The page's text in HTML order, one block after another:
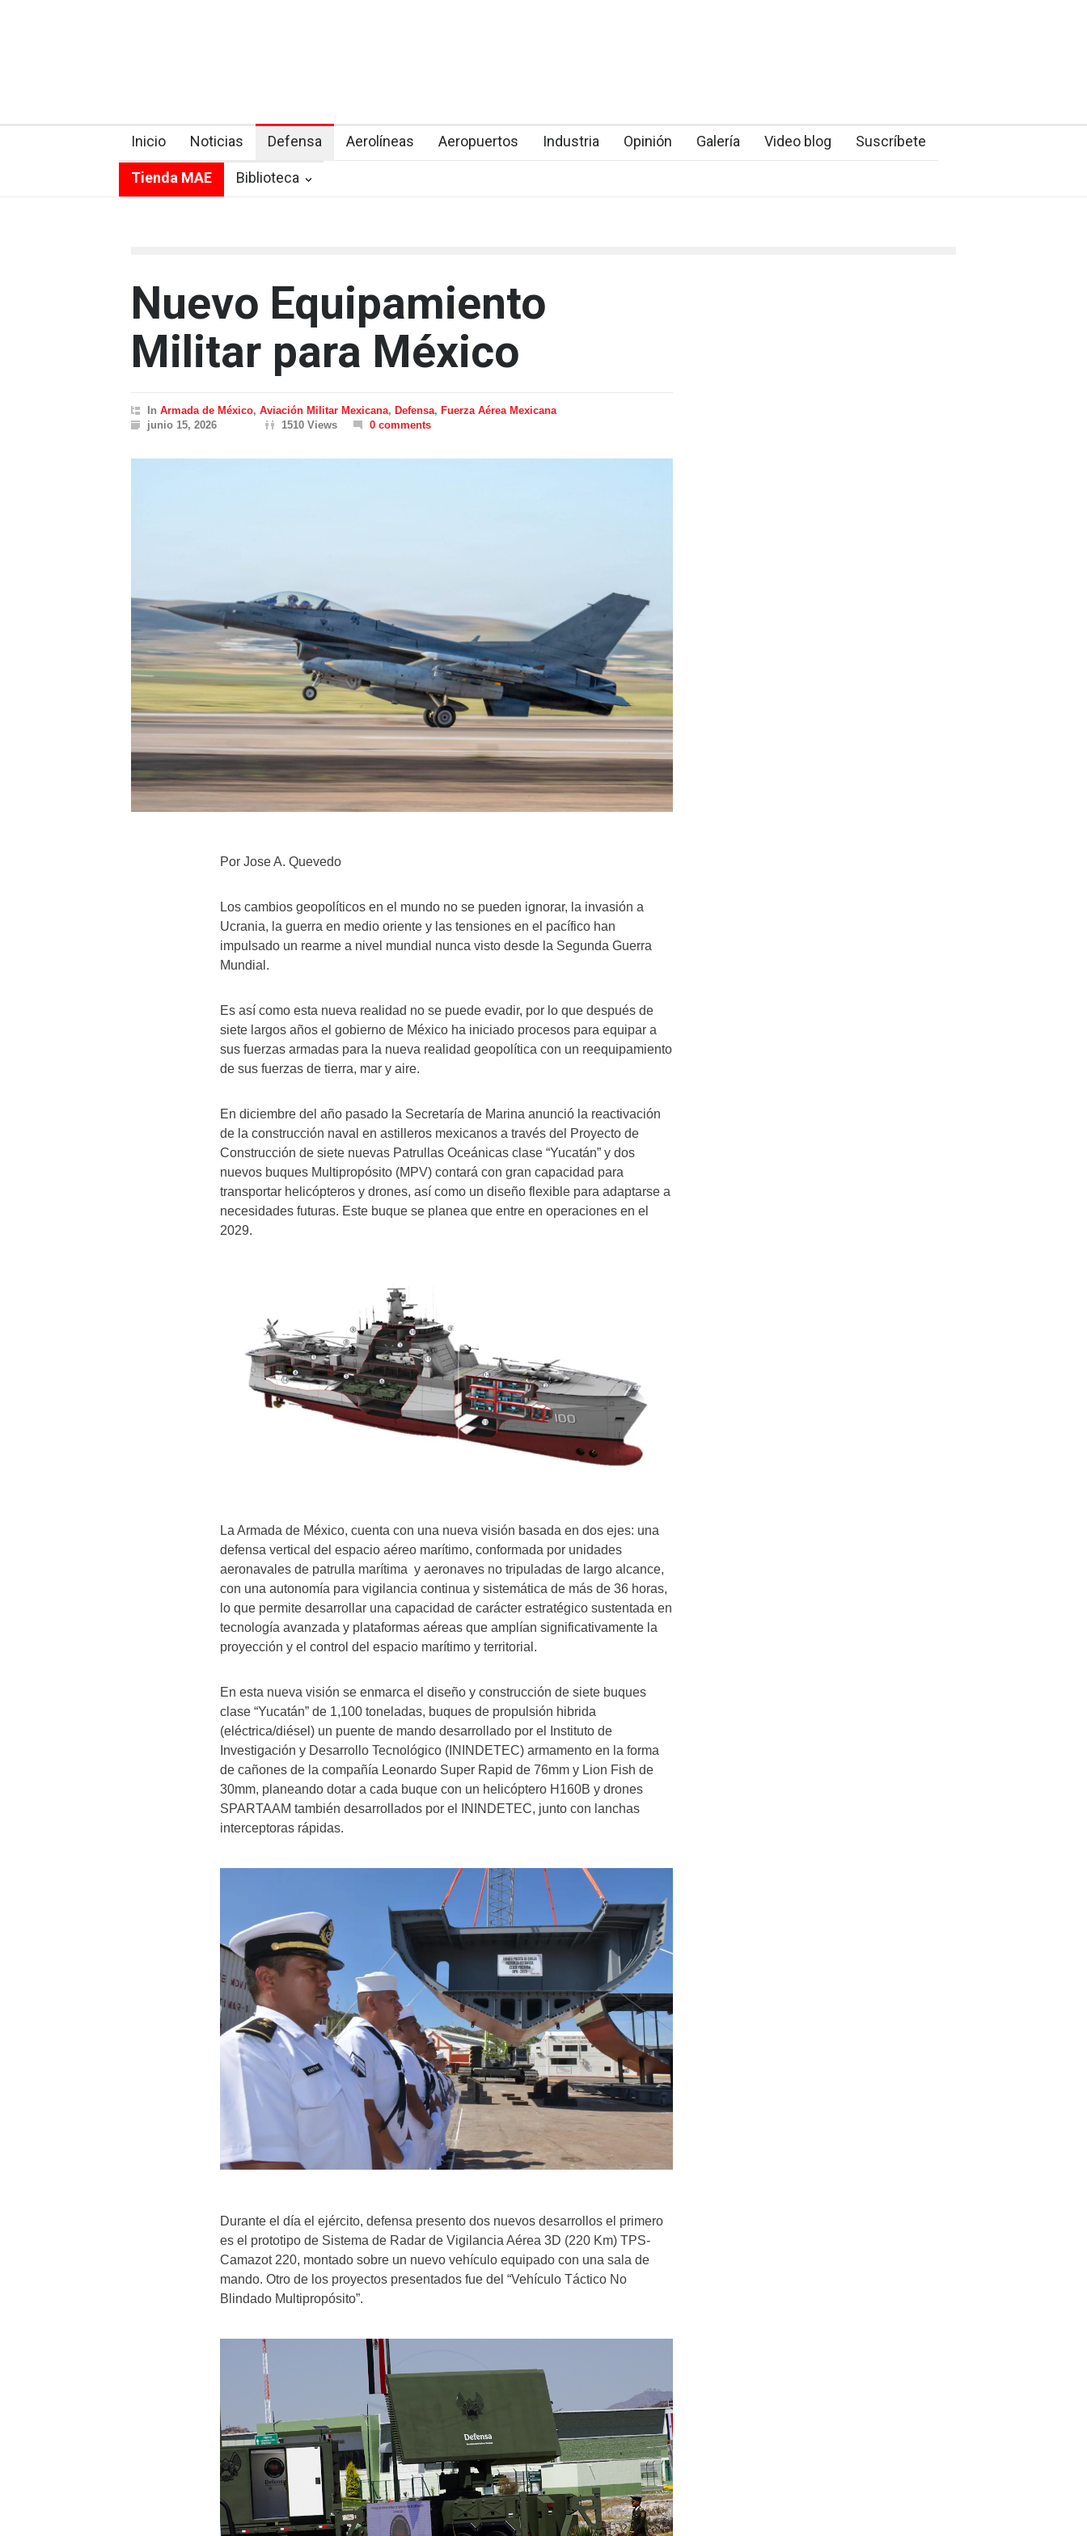
Inicio Noticias Defensa Aerolíneas Aeropuertos Industria Opinión Galería Video blog Suscríbete
Tienda MAE Biblioteca
Nuevo Equipamiento
Militar para México
In Armada de México, Aviación Militar Mexicana, Defensa, Fuerza Aérea Mexicana
junio 15, 2026
1510 Views 0 comments
Por Jose A. Quevedo
Los cambios geopolíticos en el mundo no se pueden ignorar, la invasión a
Ucrania, la guerra en medio oriente y las tensiones en el pacífico han
impulsado un rearme a nivel mundial nunca visto desde la Segunda Guerra
Mundial.
Es así como esta nueva realidad no se puede evadir, por lo que después de
siete largos años el gobierno de México ha iniciado procesos para equipar a
sus fuerzas armadas para la nueva realidad geopolítica con un reequipamiento
de sus fuerzas de tierra, mar y aire.
En diciembre del año pasado la Secretaría de Marina anunció la reactivación
de la construcción naval en astilleros mexicanos a través del Proyecto de
Construcción de siete nuevas Patrullas Oceánicas clase “Yucatán” y dos
nuevos buques Multipropósito (MPV) contará con gran capacidad para
transportar helicópteros y drones, así como un diseño flexible para adaptarse a
necesidades futuras. Este buque se planea que entre en operaciones en el
2029.
La Armada de México, cuenta con una nueva visión basada en dos ejes: una
defensa vertical del espacio aéreo marítimo, conformada por unidades
aeronavales de patrulla marítima y aeronaves no tripuladas de largo alcance,
con una autonomía para vigilancia continua y sistemática de más de 36 horas,
lo que permite desarrollar una capacidad de carácter estratégico sustentada en
tecnología avanzada y plataformas aéreas que amplían significativamente la
proyección y el control del espacio marítimo y territorial.
En esta nueva visión se enmarca el diseño y construcción de siete buques
clase “Yucatán” de 1,100 toneladas, buques de propulsión hibrida
(eléctrica/diésel) un puente de mando desarrollado por el Instituto de
Investigación y Desarrollo Tecnológico (ININDETEC) armamento en la forma
de cañones de la compañía Leonardo Super Rapid de 76mm y Lion Fish de
30mm, planeando dotar a cada buque con un helicóptero H160B y drones
SPARTAAM también desarrollados por el ININDETEC, junto con lanchas
interceptoras rápidas.
Durante el día el ejército, defensa presento dos nuevos desarrollos el primero
es el prototipo de Sistema de Radar de Vigilancia Aérea 3D (220 Km) TPS-
Camazot 220, montado sobre un nuevo vehículo equipado con una sala de
mando. Otro de los proyectos presentados fue del “Vehículo Táctico No
Blindado Multipropósito”.